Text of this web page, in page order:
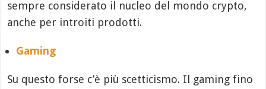
sempre considerato il nucleo del mondo crypto,
anche per introiti prodotti.
Gaming
Su questo forse c’è più scetticismo. Il gaming fino